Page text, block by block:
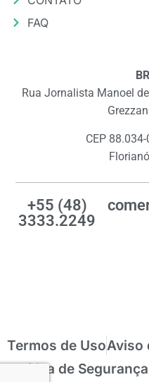
FAQ
Rua Jornalista Manoel
CEP
+55 (48)
3333.2249
Termos de UsoAviso
Política de